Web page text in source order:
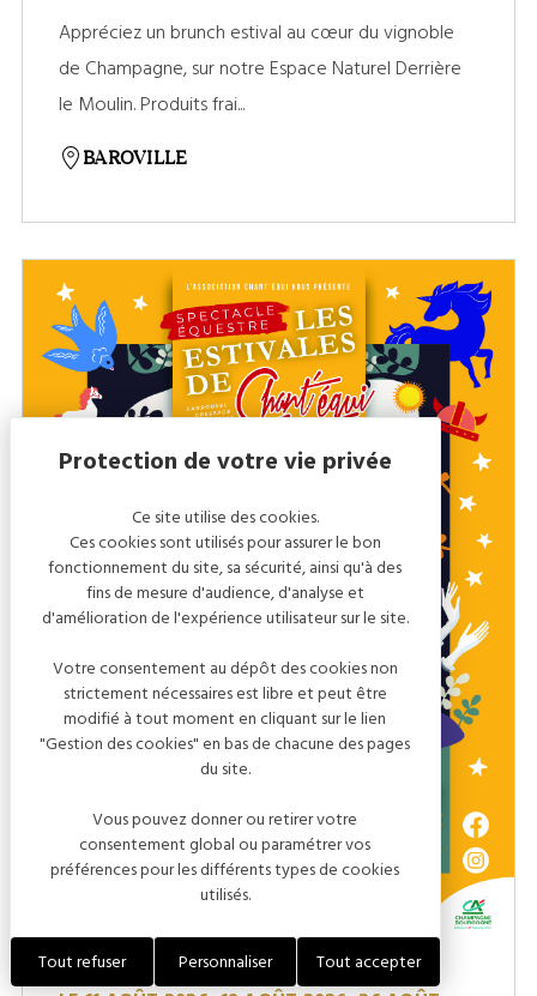
Appréciez un brunch estival au cœur du vignoble
de Champagne, sur notre Espace Naturel Derrière
le Moulin. Produits frai...
BAROVILLE
Ce site utilise des cookies.
Ces cookies sont utilisés pour assurer le bon
fonctionnement du site, sa sécurité, ainsi qu'à des
fins de mesure d'audience, d'analyse et
d'amélioration de l'expérience utilisateur sur le site.
Votre consentement au dépôt des cookies non
strictement nécessaires est libre et peut être
modifié à tout moment en cliquant sur le lien
"Gestion des cookies" en bas de chacune des pages
du site.
Vous pouvez donner ou retirer votre
consentement global ou paramétrer vos
préférences pour les différents types de cookies
utilisés.
Tout accepter
Tout refuser Personnaliser